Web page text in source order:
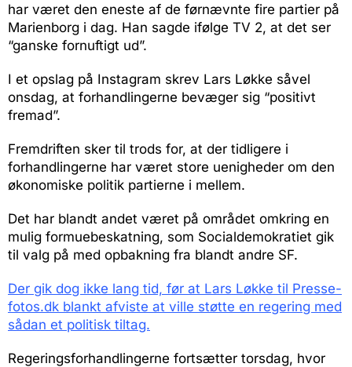
har været den eneste af de førnævnte fire partier på
Marienborg i dag. Han sagde ifølge TV 2, at det ser
“ganske fornuftigt ud”.
I et opslag på Instagram skrev Lars Løkke såvel
onsdag, at forhandlingerne bevæger sig “positivt
fremad”.
Fremdriften sker til trods for, at der tidligere i
forhandlingerne har været store uenigheder om den
økonomiske politik partierne i mellem.
Det har blandt andet været på området omkring en
mulig formuebeskatning, som Socialdemokratiet gik
til valg på med opbakning fra blandt andre SF.
Der gik dog ikke lang tid, før at Lars Løkke til Presse-
fotos.dk blankt afviste at ville støtte en regering med
sådan et politisk tiltag.
Regeringsforhandlingerne fortsætter torsdag, hvor